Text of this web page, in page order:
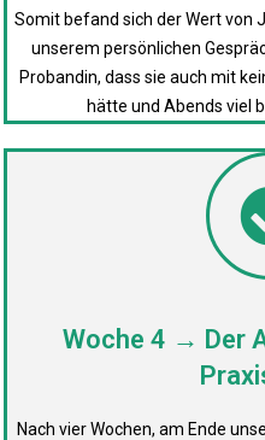
Somit befand sich der Wert von
unserem persönlichen
Probandin, dass sie auch mit
hätte und Abends viel
Woche 4 → Der
Nach vier Wochen, am Ende